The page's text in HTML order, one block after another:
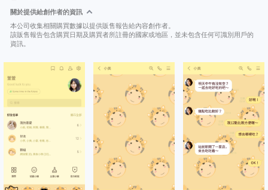
關於提供給創作者的資訊
本公司收集相關購買數據以提供販售報告給內容創作者。
該販售報告包含購買日期及購買者所註冊的國家或地區，並未包含任何可識別用戶的
資訊。